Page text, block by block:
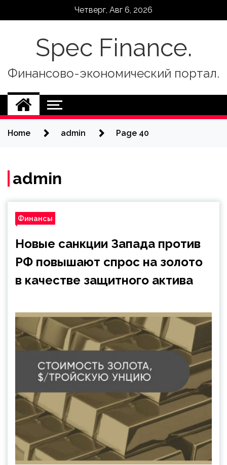
Четверг, Авг 6, 2026
Spec Finance.
Финансово-экономический портал.
Home admin Page 40
admin
Финансы
Новые санкции Запада против
РФ повышают спрос на золото
в качестве защитного актива